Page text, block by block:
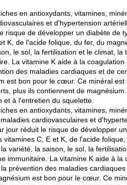
en antioxydants, vitamines,
et d'hypertension
risque de développer un diabète de
K, de l'acide folique, du fer, du
le sol, la fertilisation et le climat,
La vitamine K aide à la
des maladies cardiaques et de
est bon pour le cœur. Ce minéral
plus ils contiennent de
à l'entretien du squelette.
en antioxydants, vitamines,
cardiovasculaires et
jour réduit le risque de développer
C, E et K, de l'acide
variété, la saison, le sol, la
immunitaire. La vitamine K aide à
prévention des maladies
est bon pour le cœur. Ce